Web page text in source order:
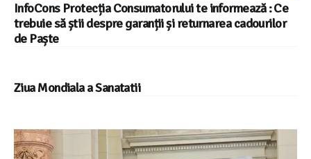
InfoCons Protecția Consumatorului te informează : Ce
trebuie să știi despre garanții și returnarea cadourilor
de Paște
Ziua Mondiala a Sanatatii